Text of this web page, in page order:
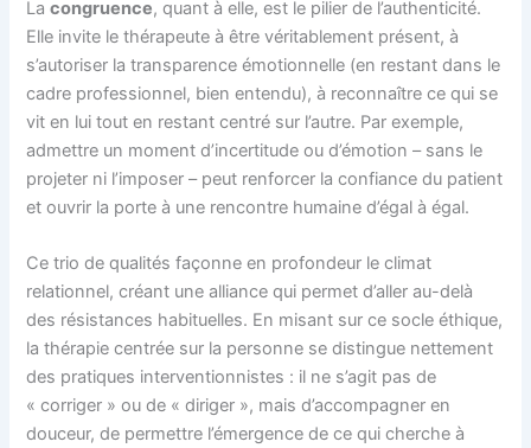
Lacongruence, quant à elle, est le pilier de l’authenticité.
Elle invite le thérapeute à être véritablement présent, à
s’autoriser la transparence émotionnelle (en restant dans le
cadre professionnel, bien entendu), à reconnaître ce qui se
vit en lui tout en restant centré sur l’autre. Par exemple,
admettre un moment d’incertitude ou d’émotion – sans le
projeter ni l’imposer – peut renforcer la confiance du patient
et ouvrir la porte à une rencontre humaine d’égal à égal.
Ce trio de qualités façonne en profondeur le climat
relationnel, créant une alliance qui permet d’aller au-delà
des résistances habituelles. En misant sur ce socle éthique,
la thérapie centrée sur la personne se distingue nettement
des pratiques interventionnistes : il ne s’agit pas de
« corriger » ou de « diriger », mais d’accompagner en
douceur, de permettre l’émergence de ce qui cherche à